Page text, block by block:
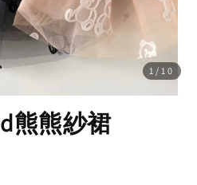
1 /10
熊熊紗裙